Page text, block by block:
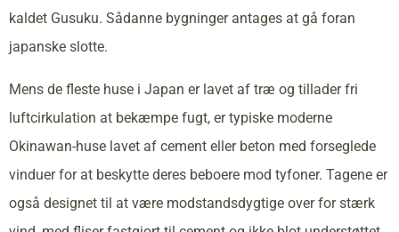
kaldet Gusuku. Sådanne bygninger antages at gå foran
japanske slotte.
Mens de fleste huse i Japan er lavet af træ og tillader fri
luftcirkulation at bekæmpe fugt, er typiske moderne
Okinawan-huse lavet af cement eller beton med forseglede
vinduer for at beskytte deres beboere mod tyfoner. Tagene er
også designet til at være modstandsdygtige over for stærk